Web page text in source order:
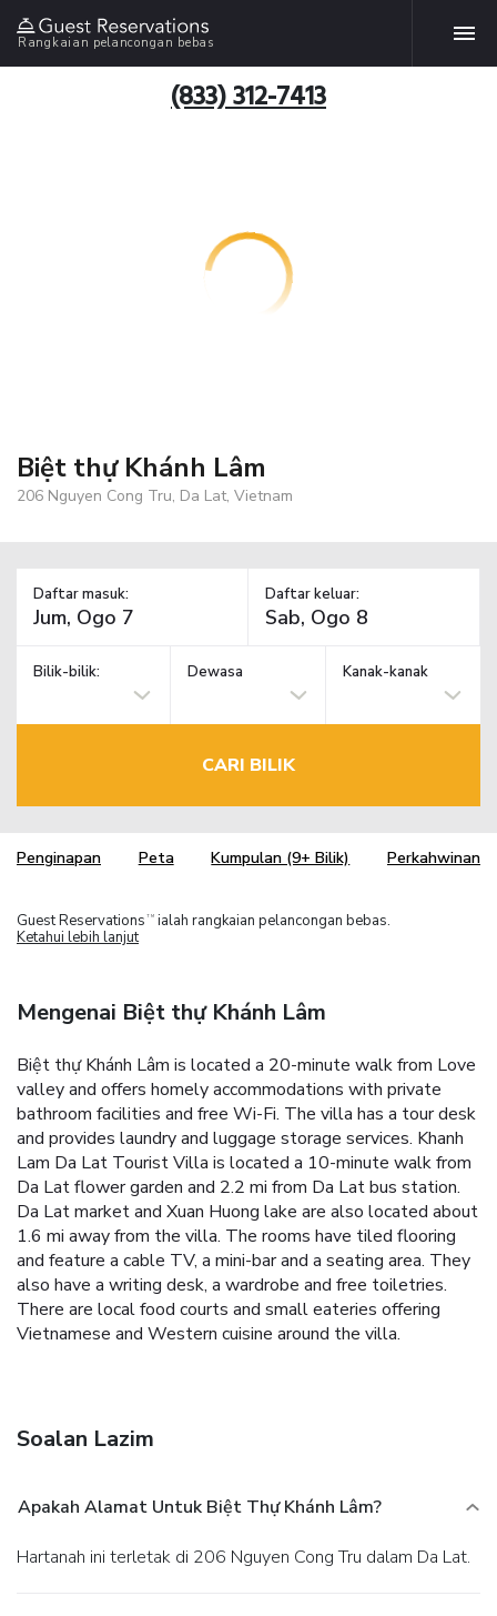
Rangkaian pelancongan bebas
(833) 312-7413
Biệt thự Khánh Lâm
206 Nguyen Cong Tru, Da Lat, Vietnam
Daftar masuk: Daftar keluar:
Bilik-bilik: Dewasa Kanak-kanak
CARI BILIK
Penginapan Peta Kumpulan (9+ Bilik) Perkahwinan
Guest Reservations TM ialah rangkaian pelancongan bebas.
Ketahui lebih lanjut
Mengenai Biệt thự Khánh Lâm
Biệt thự Khánh Lâm is located a 20-minute walk from Love
valley and offers homely accommodations with private
bathroom facilities and free Wi-Fi. The villa has a tour desk
and provides laundry and luggage storage services. Khanh
Lam Da Lat Tourist Villa is located a 10-minute walk from
Da Lat flower garden and 2.2 mi from Da Lat bus station.
Da Lat market and Xuan Huong lake are also located about
1.6 mi away from the villa. The rooms have tiled flooring
and feature a cable TV, a mini-bar and a seating area. They
also have a writing desk, a wardrobe and free toiletries.
There are local food courts and small eateries offering
Vietnamese and Western cuisine around the villa.
Soalan Lazim
Apakah Alamat Untuk Biệt Thự Khánh Lâm?
Hartanah ini terletak di 206 Nguyen Cong Tru dalam Da Lat.